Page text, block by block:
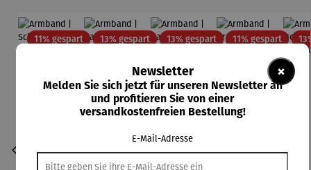
11% gespartRabatt13% gespartRabatt13% gespartRabatt11% gespartRabatt
×
Newsletter
Melden Sie sich jetzt für unseren Newsletter an
und profitieren Sie von einer
versandkostenfreien Bestellung!
E-Mail-Adresse